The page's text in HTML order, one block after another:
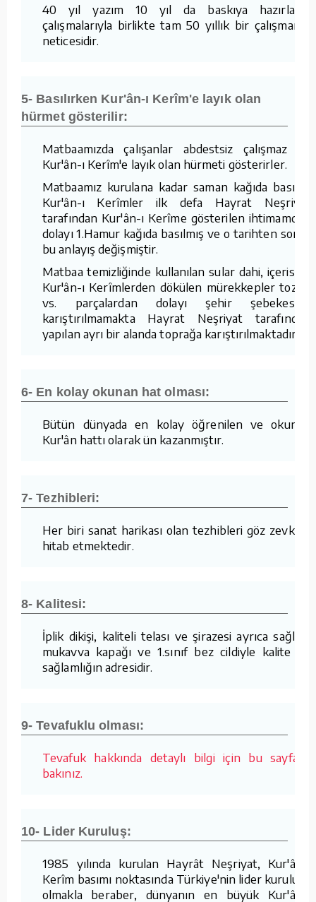
40 yıl yazım 10 yıl da baskıya hazırlama
çalışmalarıyla birlikte tam 50 yıllık bir çalışmanın
neticesidir.
5- Basılırken Kur'ân-ı Kerîm'e layık olan
hürmet gösterilir:
Matbaamızda çalışanlar abdestsiz çalışmaz ve
Kur'ân-ı Kerîm'e layık olan hürmeti gösterirler.
Matbaamız kurulana kadar saman kağıda basılan
Kur'ân-ı Kerîmler ilk defa Hayrat Neşriyat
tarafından Kur'ân-ı Kerîme gösterilen ihtimamdan
dolayı 1.Hamur kağıda basılmış ve o tarihten sonra
bu anlayış değişmiştir.
Matbaa temizliğinde kullanılan sular dahi, içerisine
Kur'ân-ı Kerîmlerden dökülen mürekkepler tozlar
vs. parçalardan dolayı şehir şebekesine
karıştırılmamakta Hayrat Neşriyat tarafından
yapılan ayrı bir alanda toprağa karıştırılmaktadır.
6- En kolay okunan hat olması:
Bütün dünyada en kolay öğrenilen ve okunan
Kur'ân hattı olarak ün kazanmıştır.
7- Tezhibleri:
Her biri sanat harikası olan tezhibleri göz zevkine
hitab etmektedir.
8- Kalitesi:
İplik dikişi, kaliteli telası ve şirazesi ayrıca sağlam
mukavva kapağı ve 1.sınıf bez cildiyle kalite ve
sağlamlığın adresidir.
9- Tevafuklu olması:
Tevafuk hakkında detaylı bilgi için bu sayfaya
bakınız.
10- Lider Kuruluş:
1985 yılında kurulan Hayrât Neşriyat, Kur'ân-ı
Kerîm basımı noktasında Türkiye'nin lider kuruluşu
olmakla beraber, dünyanın en büyük Kur'ân-ı